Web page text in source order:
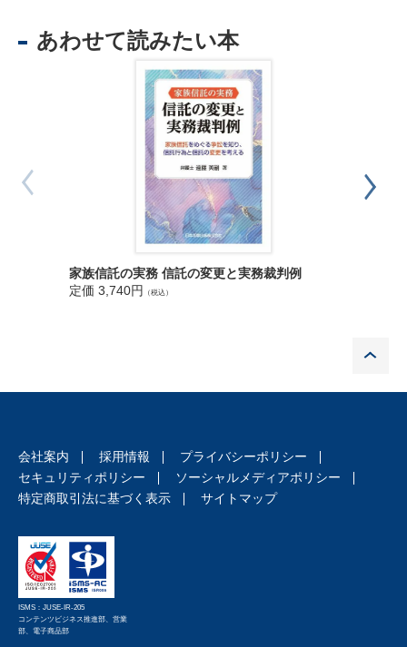
２ 1.別段の定めをすることができる事項の確認
３ 2.別段の定めをどうしてするのか（必要性の確認）
４ 3.誰の利益になり，誰の不利益になるか
５ 4.条項の起案（明確性を確保するための表現）
６ 5.別段の定めをする意思の確認
第５ 金融機関から見て／金融機関に対する関係で重要になる事
１ はじめに
２ 金融機関が民事信託契約書に対して有する利害
３ 条項の記載の仕方について
４ 特に気をつけたい事項について
第２部 「別段の定め」の条項例
第１章 受託者等（信託法第３章）
第２ 31 条３項ただし書（利益相反行為の後の受益者への重要事
２ 趣旨
３ 別段の定めの具体例
第３ 32 条３項ただし書（競合行為後の受益者への重要事実の通
１ 別段の定めをすることができる事項
２ 趣旨
３ 別段の定めの具体例
第４ 34 条１項柱書ただし書（分別管理の方法）
１ 別段の定めをすることができる事項
あわせて読みたい本
家族信託の実務 信託の変更と実務裁判例
定価 3,740円
（税込）
会社案内 採用情報
プライバシーポリシー
セキュリティポリシー
ソーシャルメディアポリシー
特定商取引法に基づく表示
サイトマップ
ISMS：JUSE-IR-205
コンテンツビジネス推進部、営業
部、電子商品部